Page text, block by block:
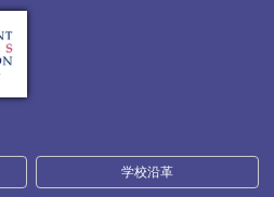
学校沿革